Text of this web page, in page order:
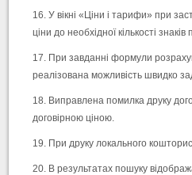
У вікні «Ціни і тарифи» при
ціни до необхідної кількості знаків
При завданні формули
реалізована можливість швидко
Виправлена помилка друку
договірною ціною.
При друку локального
В результатах пошуку